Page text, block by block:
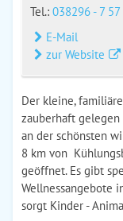
Tel.: 038296 - 7 57
E-Mail
zur Website
Der kleine,
zauberhaft gelegen
an der schönsten
8 km von
geöffnet. Es gibt
Wellnessangebote
sorgt Kinder -